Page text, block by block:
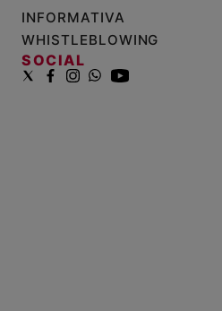
INFORMATIVA
WHISTLEBLOWING
SOCIAL